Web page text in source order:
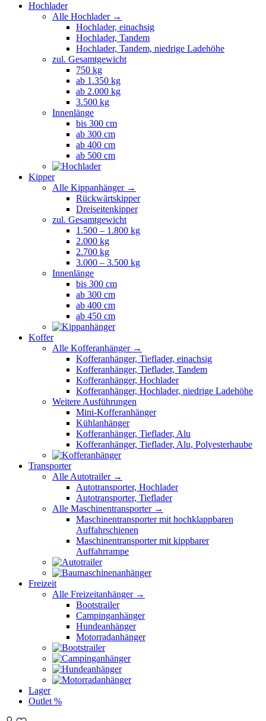
Hochlader
Alle Hochlader →
Hochlader, einachsig
Hochlader, Tandem
Hochlader, Tandem, niedrige Ladehöhe
zul. Gesamtgewicht
750 kg
ab 1.350 kg
ab 2.000 kg
3.500 kg
Innenlänge
bis 300 cm
ab 300 cm
ab 400 cm
ab 500 cm
Kipper
Alle Kippanhänger →
Rückwärtskipper
Dreiseitenkipper
zul. Gesamtgewicht
1.500 – 1.800 kg
2.000 kg
2.700 kg
3.000 – 3.500 kg
Innenlänge
bis 300 cm
ab 300 cm
ab 400 cm
ab 450 cm
Koffer
Alle Kofferanhänger →
Kofferanhänger, Tieflader, einachsig
Kofferanhänger, Tieflader, Tandem
Kofferanhänger, Hochlader
Kofferanhänger, Hochlader, niedrige Ladehöhe
Weitere Ausführungen
Mini-Kofferanhänger
Kühlanhänger
Kofferanhänger, Tieflader, Alu
Kofferanhänger, Tieflader, Alu, Polyesterhaube
Transporter
Alle Autotrailer →
Autotransporter, Hochlader
Autotransporter, Tieflader
Alle Maschinentransporter →
Maschinentransporter mit hochklappbaren
Auffahrschienen
Maschinentransporter mit kippbarer
Auffahrrampe
Freizeit
Alle Freizeitanhänger →
Bootstrailer
Campinganhänger
Hundeanhänger
Motorradanhänger
Lager
Outlet %